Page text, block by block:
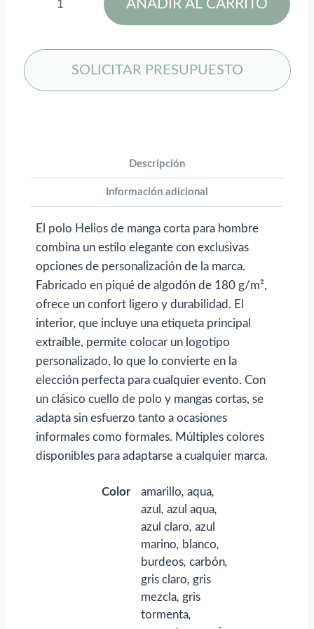
corta
para
hombre
para
AÑADIR AL CARRITO
SOLICITAR PRESUPUESTO
Descripción
Información adicional
El polo Helios de manga corta para hombre
combina un estilo elegante con exclusivas
opciones de personalización de la marca.
Fabricado en piqué de algodón de 180 g/m²,
ofrece un confort ligero y durabilidad. El
interior, que incluye una etiqueta principal
extraíble, permite colocar un logotipo
personalizado, lo que lo convierte en la
elección perfecta para cualquier evento. Con
un clásico cuello de polo y mangas cortas, se
adapta sin esfuerzo tanto a ocasiones
informales como formales. Múltiples colores
disponibles para adaptarse a cualquier marca.
Color amarillo, aqua,
azul , azul aqua,
azul claro, azul
marino, blanco,
burdeos, carbón,
gris claro, gris
mezcla, gris
tormenta,